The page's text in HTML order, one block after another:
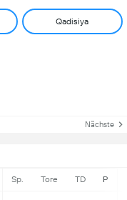
Qadisiya
Nächste
Sp. Tore TD P